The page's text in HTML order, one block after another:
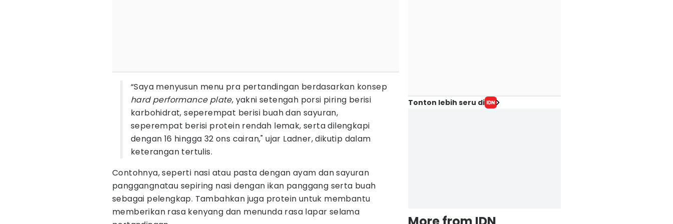
“Saya menyusun menu pra pertandingan berdasarkan konsep
hard performance plate, yakni setengah porsi piring berisi
karbohidrat, seperempat berisi buah dan sayuran,
seperempat berisi protein rendah lemak, serta dilengkapi
dengan 16 hingga 32 ons cairan," ujar Ladner, dikutip dalam
keterangan tertulis.
Contohnya, seperti nasi atau pasta dengan ayam dan sayuran
panggangnatau sepiring nasi dengan ikan panggang serta buah
sebagai pelengkap. Tambahkan juga protein untuk membantu
memberikan rasa kenyang dan menunda rasa lapar selama
Tonton lebih seru di